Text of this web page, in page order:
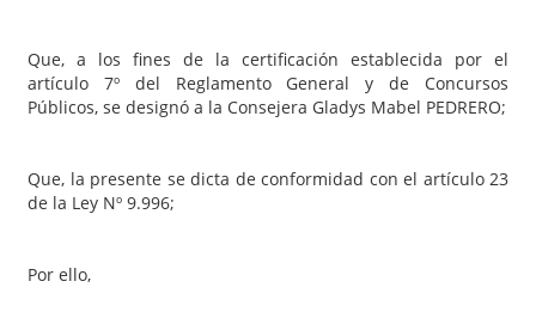
Que, a los fines de la certificación establecida por el
artículo 7º del Reglamento General y de Concursos
Públicos, se designó a la Consejera Gladys Mabel PEDRERO;
Que, la presente se dicta de conformidad con el artículo 23
de la Ley Nº 9.996;
Por ello,